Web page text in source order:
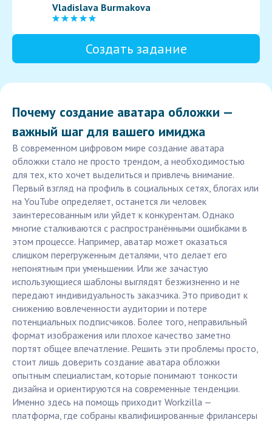
Vladislava Burmakova
Создать задание
Почему создание аватара обложки —
важный шаг для вашего имиджа
В современном цифровом мире создание аватара
обложки стало не просто трендом, а необходимостью
для тех, кто хочет выделиться и привлечь внимание.
Первый взгляд на профиль в социальных сетях, блогах или
на YouTube определяет, останется ли человек
заинтересованным или уйдет к конкурентам. Однако
многие сталкиваются с распространёнными ошибками в
этом процессе. Например, аватар может оказаться
слишком перегруженным деталями, что делает его
непонятным при уменьшении. Или же зачастую
использующиеся шаблоны выглядят безжизненно и не
передают индивидуальность заказчика. Это приводит к
снижению вовлеченности аудитории и потере
потенциальных подписчиков. Более того, неправильный
формат изображения или плохое качество заметно
портят общее впечатление. Решить эти проблемы просто,
стоит лишь доверить создание аватара обложки
опытным специалистам, которые понимают тонкости
дизайна и ориентируются на современные тенденции.
Именно здесь на помощь приходит Workzilla —
платформа, где собраны квалифицированные фрилансеры